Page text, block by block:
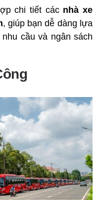
chi tiết các nhà xe
, giúp bạn dễ dàng lựa
cầu và ngân sách